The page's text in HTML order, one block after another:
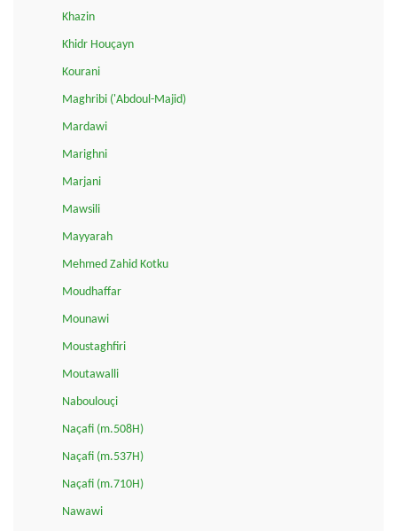
Khazin
Khidr Houçayn
Kourani
Maghribi ('Abdoul-Majid)
Mardawi
Marighni
Marjani
Mawsili
Mayyarah
Mehmed Zahid Kotku
Moudhaffar
Mounawi
Moustaghfiri
Moutawalli
Naboulouçi
Naçafi (m.508H)
Naçafi (m.537H)
Naçafi (m.710H)
Nawawi